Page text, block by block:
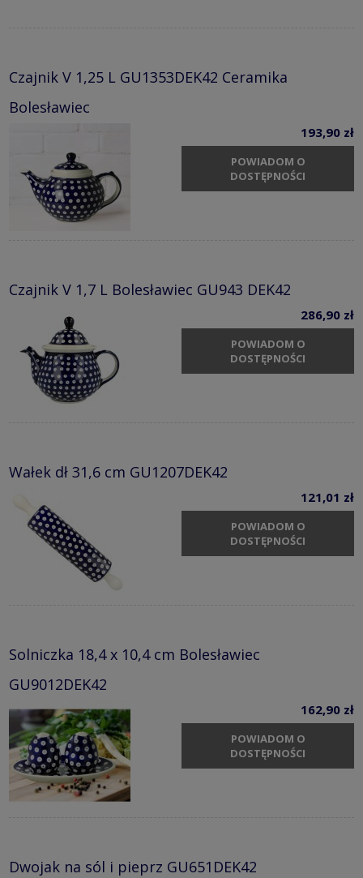
Czajnik V 1,25 L GU1353DEK42 Ceramika
Bolesławiec
193,90 zł
POWIADOM O
DOSTĘPNOŚCI
Czajnik V 1,7 L Bolesławiec GU943 DEK42
286,90 zł
POWIADOM O
DOSTĘPNOŚCI
Wałek dł 31,6 cm GU1207DEK42
121,01 zł
POWIADOM O
DOSTĘPNOŚCI
Solniczka 18,4 x 10,4 cm Bolesławiec
GU9012DEK42
162,90 zł
POWIADOM O
DOSTĘPNOŚCI
Dwojak na sól i pieprz GU651DEK42